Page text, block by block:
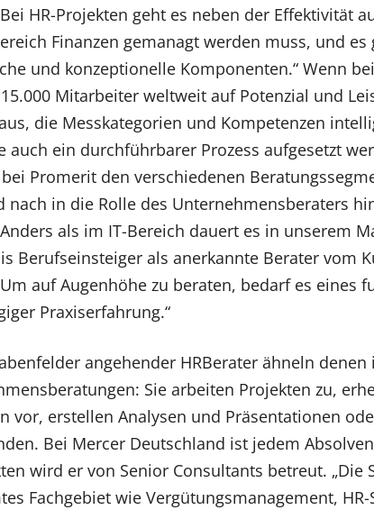
HR-Projekten geht es neben der Effektivität
Finanzen gemanagt werden muss, und
und konzeptionelle Komponenten.“ Wenn
Mitarbeiter weltweit auf Potenzial und
die Messkategorien und Kompetenzen
auch ein durchführbarer Prozess aufgesetzt
Promerit den verschiedenen
nach in die Rolle des Unternehmensberaters
als im IT-Bereich dauert es in unserem
Berufseinsteiger als anerkannte Berater vom
auf Augenhöhe zu beraten, bedarf es eines
Praxiserfahrung.“
angehender HRBerater ähneln
Sie arbeiten Projekten zu,
vor, erstellen Analysen und Präsentationen
Bei Mercer Deutschland ist jedem
wird er von Senior Consultants betreut. „Die
Fachgebiet wie Vergütungsmanagement,